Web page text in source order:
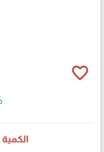
favorite_border